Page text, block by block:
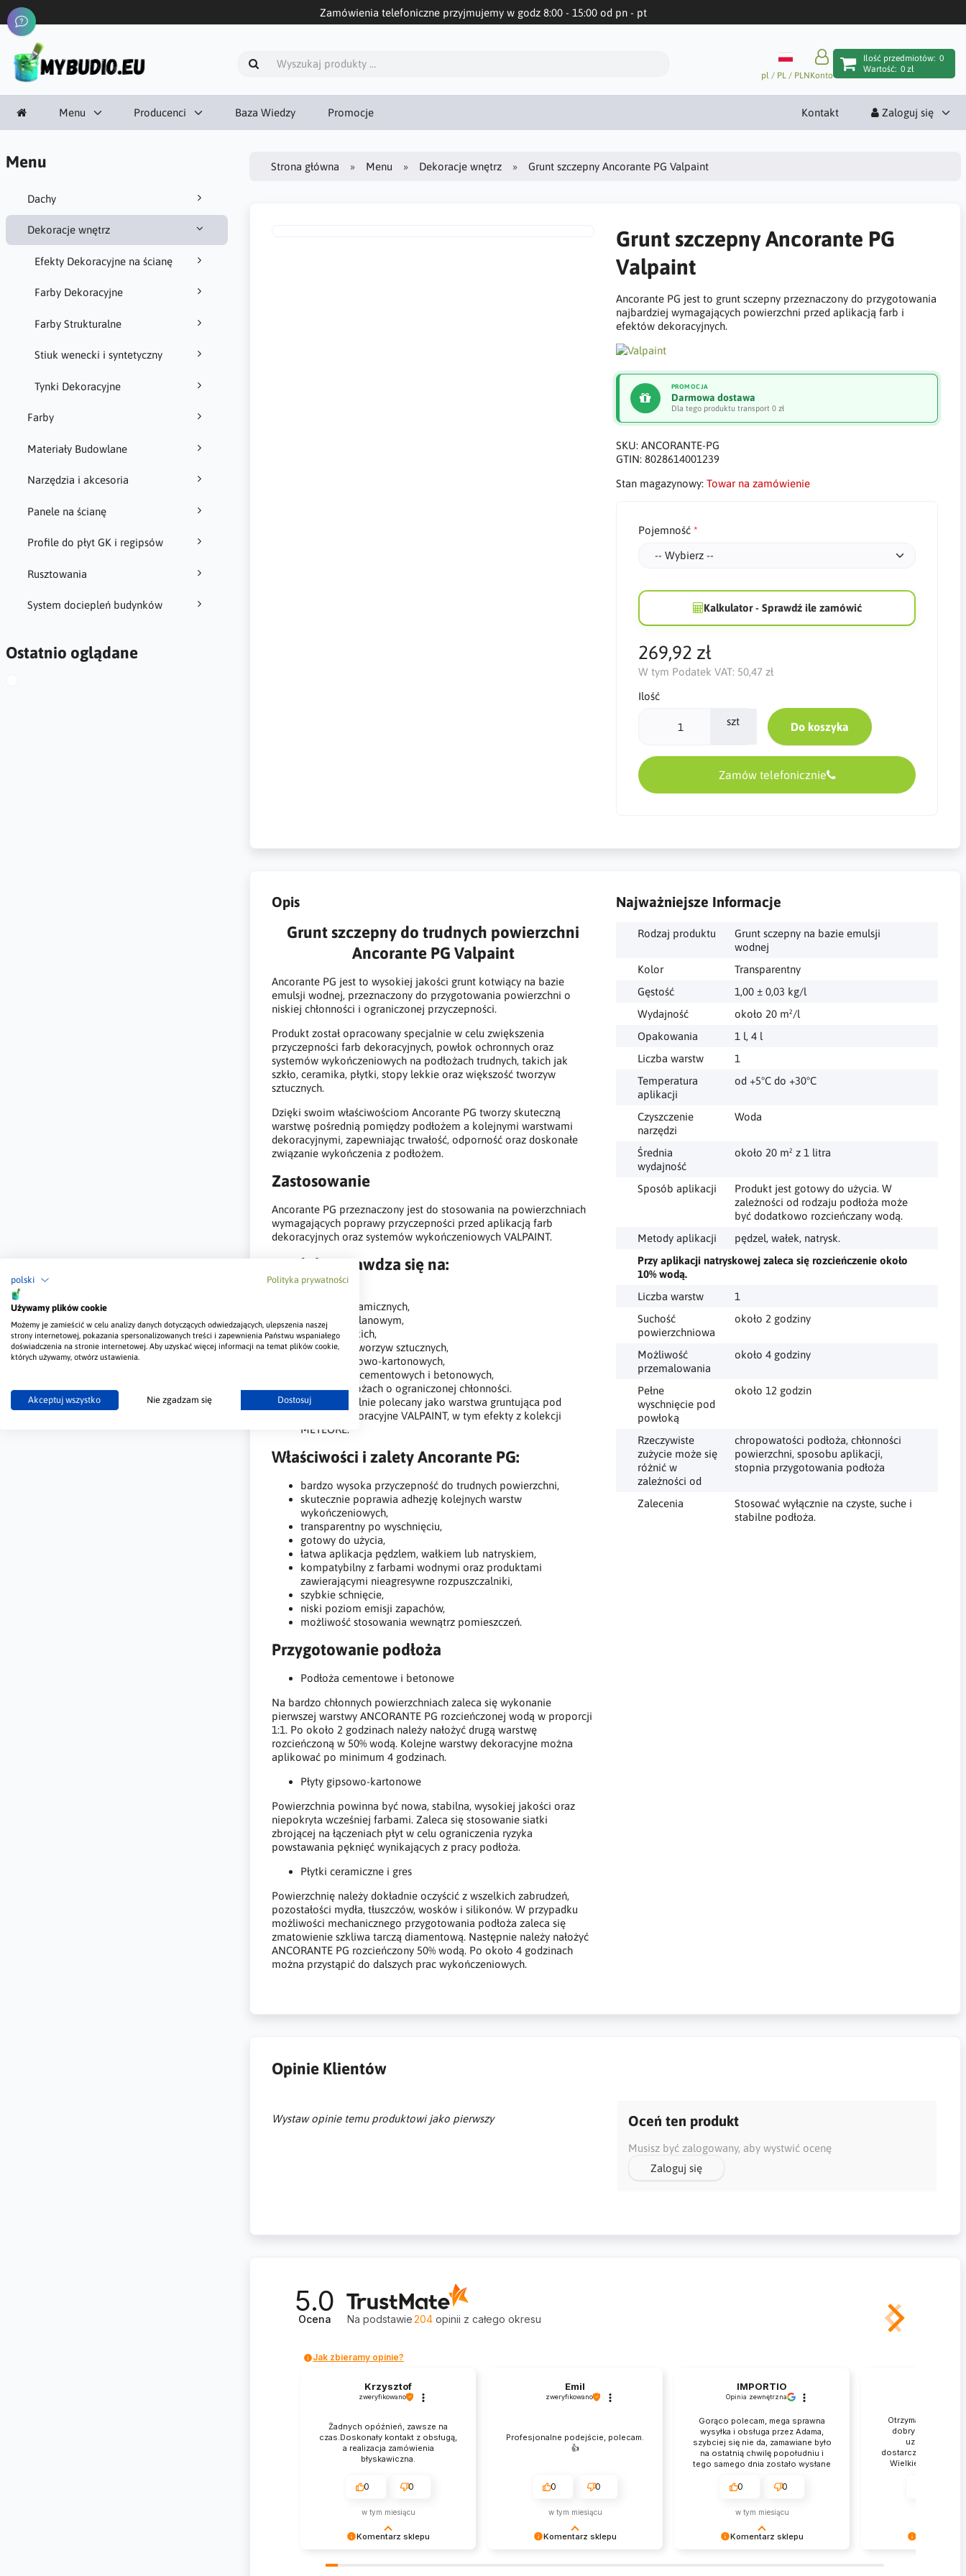
polski Polityka prywatności
Używamy plików cookie
Możemy je zamieścić w celu analizy danych dotyczących odwiedzających, ulepszenia naszej
strony internetowej, pokazania spersonalizowanych treści i zapewnienia Państwu wspaniałego
doświadczenia na stronie internetowej. Aby uzyskać więcej informacji na temat plików cookie,
których używamy, otwórz ustawienia.
Akceptuj wszystko Nie zgadzam się Dostosuj
Zamówienia telefoniczne przyjmujemy w godz 8:00 - 15:00 od pn - pt
pl / PL / PLNKonto
Ilość przedmiotów: 0
Wartość: 0 zł
Menu Producenci Baza Wiedzy Promocje Kontakt Zaloguj się
Menu
Dachy
Dekoracje wnętrz
Efekty Dekoracyjne na ścianę
Farby Dekoracyjne
Farby Strukturalne
Stiuk wenecki i syntetyczny
Tynki Dekoracyjne
Farby
Materiały Budowlane
Narzędzia i akcesoria
Panele na ścianę
Profile do płyt GK i regipsów
Rusztowania
System dociepleń budynków
Ostatnio oglądane
Strona główna Menu Dekoracje wnętrz Grunt szczepny Ancorante PG Valpaint
Grunt szczepny Ancorante PG
Valpaint
Ancorante PG jest to grunt sczepny przeznaczony do przygotowania
najbardziej wymagających powierzchni przed aplikacją farb i
efektów dekoracyjnych.
PROMOCJA
Darmowa dostawa
Dla tego produktu transport 0 zł
SKU: ANCORANTE-PG
GTIN: 8028614001239
Stan magazynowy: Towar na zamówienie
Pojemność
Kalkulator - Sprawdź ile zamówić
269,92 zł
W tym Podatek VAT: 50,47 zł
Ilość
szt Do koszyka
Zamów telefonicznie
Opis
Grunt szczepny do trudnych powierzchni
Ancorante PG Valpaint
Ancorante PG jest to wysokiej jakości grunt kotwiący na bazie
emulsji wodnej, przeznaczony do przygotowania powierzchni o
niskiej chłonności i ograniczonej przyczepności.
Produkt został opracowany specjalnie w celu zwiększenia
przyczepności farb dekoracyjnych, powłok ochronnych oraz
systemów wykończeniowych na podłożach trudnych, takich jak
szkło, ceramika, płytki, stopy lekkie oraz większość tworzyw
sztucznych.
Dzięki swoim właściwościom Ancorante PG tworzy skuteczną
warstwę pośrednią pomiędzy podłożem a kolejnymi warstwami
dekoracyjnymi, zapewniając trwałość, odporność oraz doskonałe
związanie wykończenia z podłożem.
Zastosowanie
Ancorante PG przeznaczony jest do stosowania na powierzchniach
wymagających poprawy przyczepności przed aplikacją farb
dekoracyjnych oraz systemów wykończeniowych VALPAINT.
Produkt sprawdza się na:
płytkach ceramicznych,
gresie porcelanowym,
stopach lekkich,
większości tworzyw sztucznych,
płytach gipsowo-kartonowych,
posadzkach cementowych i betonowych,
innych podłożach o ograniczonej chłonności.
Jest szczególnie polecany jako warstwa gruntująca pod
systemy dekoracyjne VALPAINT, w tym efekty z kolekcji
METEORE.
Właściwości i zalety Ancorante PG:
bardzo wysoka przyczepność do trudnych powierzchni,
skutecznie poprawia adhezję kolejnych warstw
wykończeniowych,
transparentny po wyschnięciu,
gotowy do użycia,
łatwa aplikacja pędzlem, wałkiem lub natryskiem,
kompatybilny z farbami wodnymi oraz produktami
zawierającymi nieagresywne rozpuszczalniki,
szybkie schnięcie,
niski poziom emisji zapachów,
możliwość stosowania wewnątrz pomieszczeń.
Przygotowanie podłoża
Podłoża cementowe i betonowe
Na bardzo chłonnych powierzchniach zaleca się wykonanie
pierwszej warstwy ANCORANTE PG rozcieńczonej wodą w proporcji
1:1. Po około 2 godzinach należy nałożyć drugą warstwę
rozcieńczoną w 50% wodą. Kolejne warstwy dekoracyjne można
aplikować po minimum 4 godzinach.
Płyty gipsowo-kartonowe
Powierzchnia powinna być nowa, stabilna, wysokiej jakości oraz
niepokryta wcześniej farbami. Zaleca się stosowanie siatki
zbrojącej na łączeniach płyt w celu ograniczenia ryzyka
powstawania pęknięć wynikających z pracy podłoża.
Płytki ceramiczne i gres
Powierzchnię należy dokładnie oczyścić z wszelkich zabrudzeń,
pozostałości mydła, tłuszczów, wosków i silikonów. W przypadku
możliwości mechanicznego przygotowania podłoża zaleca się
zmatowienie szkliwa tarczą diamentową. Następnie należy nałożyć
ANCORANTE PG rozcieńczony 50% wodą. Po około 4 godzinach
można przystąpić do dalszych prac wykończeniowych.
Najważniejsze Informacje
Rodzaj produktu
Grunt sczepny na bazie emulsji
wodnej
Kolor
Transparentny
Gęstość
1,00 ± 0,03 kg/l
Wydajność
około 20 m²/l
Opakowania
1 l, 4 l
Liczba warstw
1
Temperatura
aplikacji
od +5°C do +30°C
Czyszczenie
narzędzi
Woda
Średnia
wydajność
około 20 m² z 1 litra
Sposób aplikacji
Produkt jest gotowy do użycia. W
zależności od rodzaju podłoża może
być dodatkowo rozcieńczany wodą.
Metody aplikacji
pędzel, wałek, natrysk.
Przy aplikacji natryskowej zaleca się rozcieńczenie około
10% wodą.
Liczba warstw
1
Suchość
powierzchniowa
około 2 godziny
Możliwość
przemalowania
około 4 godziny
Pełne
wyschnięcie pod
powłoką
około 12 godzin
Rzeczywiste
zużycie może się
różnić w
zależności od
chropowatości podłoża, chłonności
powierzchni, sposobu aplikacji,
stopnia przygotowania podłoża
Zalecenia
Stosować wyłącznie na czyste, suche i
stabilne podłoża.
Opinie Klientów
Wystaw opinie temu produktowi jako pierwszy Oceń ten produkt
Musisz być zalogowany, aby wystwić ocenę
Zaloguj się
5.0
Ocena Na podstawie 204 opinii z całego okresu
Jak zbieramy opinie?
Komentarz sklepu
Krzysztof
zweryfikowano
Żadnych opóźnień, zawsze na
czas.Doskonały kontakt z obsługą,
a realizacja zamówienia
błyskawiczna.
0 0
w tym miesiącu
Komentarz sklepu
Emil
zweryfikowano
Profesjonalne podejście, polecam.
👍️
0 0
w tym miesiącu
Komentarz sklepu
IMPORTIO
Opinia zewnętrzna
Gorąco polecam, mega sprawna
wysyłka i obsługa przez Adama,
szybciej się nie da, zamawiane było
na ostatnią chwilę popołudniu i
tego samego dnia zostało wysłane
0 0
w tym miesiącu
Otrzymałem
dobrym stanie.
uznania za tak
dostarczenie
Wielkie dzięki.